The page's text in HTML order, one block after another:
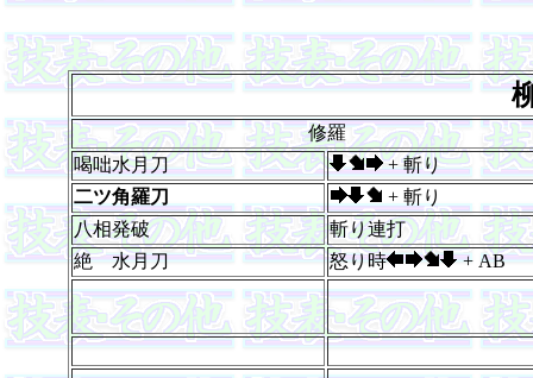
修羅
喝咄水月刀
+ 斬り
二ツ角羅刀
+ 斬り
八相発破
斬り連打
絶 水月刀
怒り時 + AB